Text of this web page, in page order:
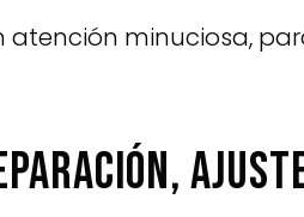
atención minuciosa,